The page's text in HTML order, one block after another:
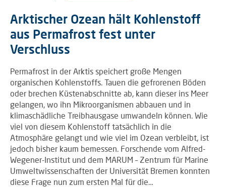
Arktischer Ozean hält Kohlenstoff
aus Permafrost fest unter
Verschluss
Permafrost in der Arktis speichert große Mengen
organischen Kohlenstoffs. Tauen die gefrorenen Böden
oder brechen Küstenabschnitte ab, kann dieser ins Meer
gelangen, wo ihn Mikroorganismen abbauen und in
klimaschädliche Treibhausgase umwandeln können. Wie
viel von diesem Kohlenstoff tatsächlich in die
Atmosphäre gelangt und wie viel im Ozean verbleibt, ist
jedoch bisher kaum bemessen. Forschende vom Alfred-
Wegener-Institut und dem MARUM – Zentrum für Marine
Umweltwissenschaften der Universität Bremen konnten
diese Frage nun zum ersten Mal für die…